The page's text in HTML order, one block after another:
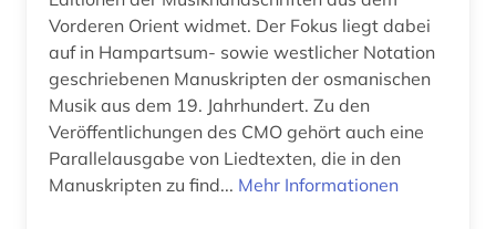
Vorderen Orient widmet. Der Fokus liegt dabei
auf in Hampartsum- sowie westlicher Notation
geschriebenen Manuskripten der osmanischen
Musik aus dem 19. Jahrhundert. Zu den
Veröffentlichungen des CMO gehört auch eine
Parallelausgabe von Liedtexten, die in den
Manuskripten zu find... Mehr Informationen